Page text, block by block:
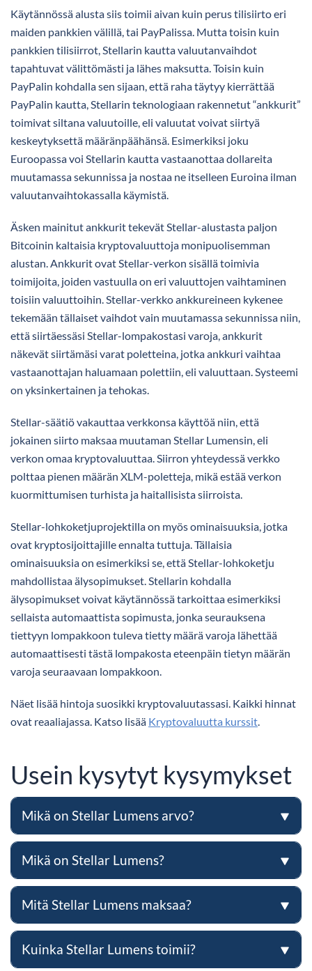
Käytännössä alusta siis toimii aivan kuin perus tilisiirto eri
maiden pankkien välillä, tai PayPalissa. Mutta toisin kuin
pankkien tilisiirrot, Stellarin kautta valuutanvaihdot
tapahtuvat välittömästi ja lähes maksutta. Toisin kuin
PayPalin kohdalla sen sijaan, että raha täytyy kierrättää
PayPalin kautta, Stellarin teknologiaan rakennetut “ankkurit”
toimivat siltana valuutoille, eli valuutat voivat siirtyä
keskeytyksettä määränpäähänsä. Esimerkiksi joku
Euroopassa voi Stellarin kautta vastaanottaa dollareita
muutamassa sekunnissa ja nostaa ne itselleen Euroina ilman
valuutanvaihtokassalla käymistä.
Äsken mainitut ankkurit tekevät Stellar-alustasta paljon
Bitcoinin kaltaisia kryptovaluuttoja monipuolisemman
alustan. Ankkurit ovat Stellar-verkon sisällä toimivia
toimijoita, joiden vastuulla on eri valuuttojen vaihtaminen
toisiin valuuttoihin. Stellar-verkko ankkureineen kykenee
tekemään tällaiset vaihdot vain muutamassa sekunnissa niin,
että siirtäessäsi Stellar-lompakostasi varoja, ankkurit
näkevät siirtämäsi varat poletteina, jotka ankkuri vaihtaa
vastaanottajan haluamaan polettiin, eli valuuttaan. Systeemi
on yksinkertainen ja tehokas.
Stellar-säätiö vakauttaa verkkonsa käyttöä niin, että
jokainen siirto maksaa muutaman Stellar Lumensin, eli
verkon omaa kryptovaluuttaa. Siirron yhteydessä verkko
polttaa pienen määrän XLM-poletteja, mikä estää verkon
kuormittumisen turhista ja haitallisista siirroista.
Stellar-lohkoketjuprojektilla on myös ominaisuuksia, jotka
ovat kryptosijoittajille ennalta tuttuja. Tällaisia
ominaisuuksia on esimerkiksi se, että Stellar-lohkoketju
mahdollistaa älysopimukset. Stellarin kohdalla
älysopimukset voivat käytännössä tarkoittaa esimerkiksi
sellaista automaattista sopimusta, jonka seurauksena
tiettyyn lompakkoon tuleva tietty määrä varoja lähettää
automaattisesti tästä lompakosta eteenpäin tietyn määrän
varoja seuraavaan lompakkoon.
Näet lisää hintoja suosikki kryptovaluutassasi. Kaikki hinnat
ovat reaaliajassa. Katso lisää Kryptovaluutta kurssit
Usein kysytyt kysymykset
Mikä on Stellar Lumens arvo?
Mikä on Stellar Lumens?
Mitä Stellar Lumens maksaa?
Kuinka Stellar Lumens toimii?